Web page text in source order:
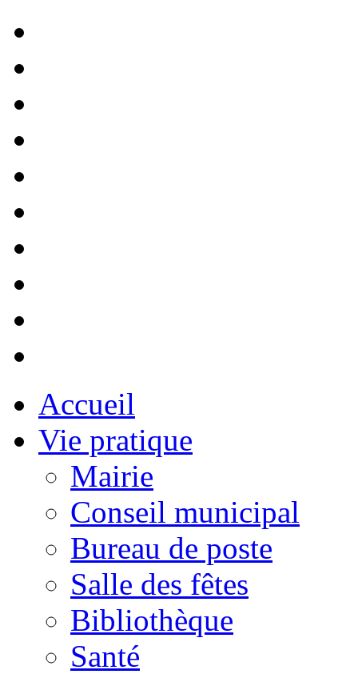
Accueil
Vie pratique
Mairie
Conseil municipal
Bureau de poste
Salle des fêtes
Bibliothèque
Santé